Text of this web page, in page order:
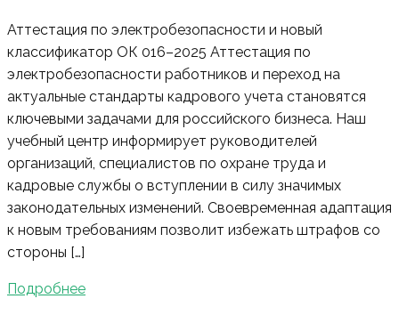
Аттестация по электробезопасности и новый
классификатор ОК 016–2025 Аттестация по
электробезопасности работников и переход на
актуальные стандарты кадрового учета становятся
ключевыми задачами для российского бизнеса. Наш
учебный центр информирует руководителей
организаций, специалистов по охране труда и
кадровые службы о вступлении в силу значимых
законодательных изменений. Своевременная адаптация
к новым требованиям позволит избежать штрафов со
стороны […]
Подробнее